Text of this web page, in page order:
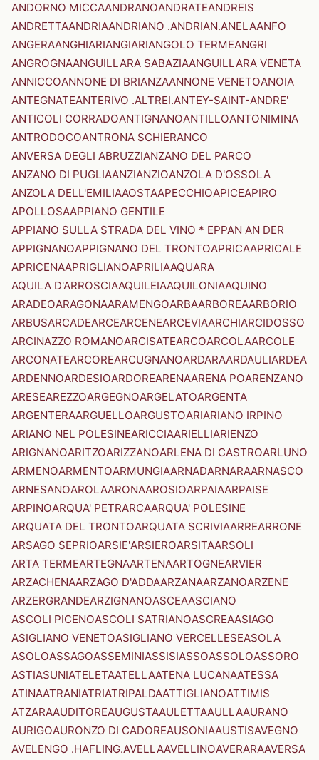
ANDORNO MICCAANDRANOANDRATEANDREIS
ANDRETTAANDRIAANDRIANO .ANDRIAN.ANELAANFO
ANGERAANGHIARIANGIARIANGOLO TERMEANGRI
ANGROGNAANGUILLARA SABAZIAANGUILLARA VENETA
ANNICCOANNONE DI BRIANZAANNONE VENETOANOIA
ANTEGNATEANTERIVO .ALTREI.ANTEY-SAINT-ANDRE'
ANTICOLI CORRADOANTIGNANOANTILLOANTONIMINA
ANTRODOCOANTRONA SCHIERANCO
ANVERSA DEGLI ABRUZZIANZANO DEL PARCO
ANZANO DI PUGLIAANZIANZIOANZOLA D'OSSOLA
ANZOLA DELL'EMILIAAOSTAAPECCHIOAPICEAPIRO
APOLLOSAAPPIANO GENTILE
APPIANO SULLA STRADA DEL VINO * EPPAN AN DER
APPIGNANOAPPIGNANO DEL TRONTOAPRICAAPRICALE
APRICENAAPRIGLIANOAPRILIAAQUARA
AQUILA D'ARROSCIAAQUILEIAAQUILONIAAQUINO
ARADEOARAGONAARAMENGOARBAARBOREAARBORIO
ARBUSARCADEARCEARCENEARCEVIAARCHIARCIDOSSO
ARCINAZZO ROMANOARCISATEARCOARCOLAARCOLE
ARCONATEARCOREARCUGNANOARDARAARDAULIARDEA
ARDENNOARDESIOARDOREARENAARENA POARENZANO
ARESEAREZZOARGEGNOARGELATOARGENTA
ARGENTERAARGUELLOARGUSTOARIARIANO IRPINO
ARIANO NEL POLESINEARICCIAARIELLIARIENZO
ARIGNANOARITZOARIZZANOARLENA DI CASTROARLUNO
ARMENOARMENTOARMUNGIAARNADARNARAARNASCO
ARNESANOAROLAARONAAROSIOARPAIAARPAISE
ARPINOARQUA' PETRARCAARQUA' POLESINE
ARQUATA DEL TRONTOARQUATA SCRIVIAARREARRONE
ARSAGO SEPRIOARSIE'ARSIEROARSITAARSOLI
ARTA TERMEARTEGNAARTENAARTOGNEARVIER
ARZACHENAARZAGO D'ADDAARZANAARZANOARZENE
ARZERGRANDEARZIGNANOASCEAASCIANO
ASCOLI PICENOASCOLI SATRIANOASCREAASIAGO
ASIGLIANO VENETOASIGLIANO VERCELLESEASOLA
ASOLOASSAGOASSEMINIASSISIASSOASSOLOASSORO
ASTIASUNIATELETAATELLAATENA LUCANAATESSA
ATINAATRANIATRIATRIPALDAATTIGLIANOATTIMIS
ATZARAAUDITOREAUGUSTAAULETTAAULLAAURANO
AURIGOAURONZO DI CADOREAUSONIAAUSTISAVEGNO
AVELENGO .HAFLING.AVELLAAVELLINOAVERARAAVERSA